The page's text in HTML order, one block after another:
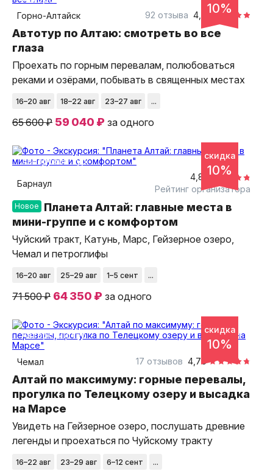
10%
Горно-Алтайск
4,9
92 отзыва
Автотур по Алтаю: смотреть во все
глаза
Проехать по горным перевалам, полюбоваться
реками и озёрами, побывать в священных местах
16–20 авг 18–22 авг 23–27 авг ...
65 600 ₽ 59 040 ₽ за одного
скидка
10%
5 дней
авторский тур
Барнаул
4,81
Рейтинг организатора
Новое
Планета Алтай: главные места в
мини-группе и с комфортом
Чуйский тракт, Катунь, Марс, Гейзерное озеро,
Чемал и петроглифы
16–20 авг 25–29 авг 1–5 сент ...
71 500 ₽ 64 350 ₽ за одного
скидка
10%
7 дней
авторский тур
Чемал 4,76
17 отзывов
Алтай по максимуму: горные перевалы,
прогулка по Телецкому озеру и высадка
на Марсе
Увидеть на Гейзерное озеро, послушать древние
легенды и проехаться по Чуйскому тракту
16–22 авг 23–29 авг 6–12 сент ...